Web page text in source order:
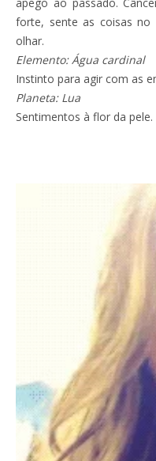
forte, sente as coisas
olhar.
Elemento: Água cardinal
Instinto para agir com as
Planeta: Lua
Sentimentos à flor da pele.